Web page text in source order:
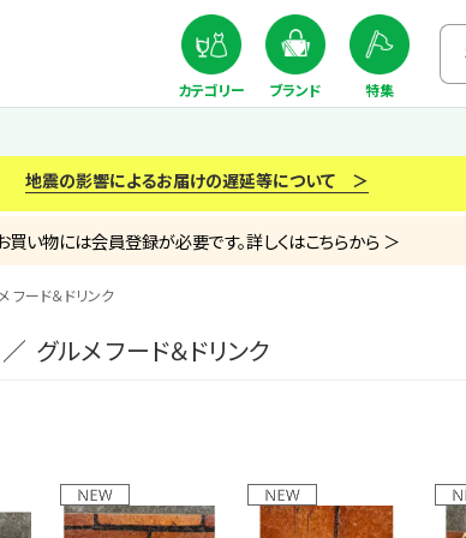
カテゴリー ブランド 特集
地震の影響によるお届けの遅延等について ＞
買い物には会員登録が必要です。詳しくはこちらから ＞
フード＆ドリンク
グルメ フード＆ドリンク